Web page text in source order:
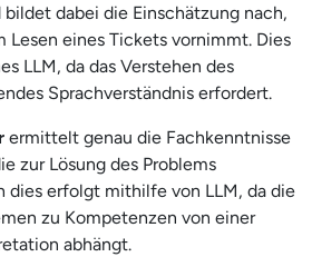
dabei die Einschätzung nach,
Lesen eines Tickets vornimmt. Dies
LLM, da das Verstehen des
Sprachverständnis erfordert.
ermittelt genau die Fachkenntnisse
zur Lösung des Problems
dies erfolgt mithilfe von LLM, da die
zu Kompetenzen von einer
abhängt.